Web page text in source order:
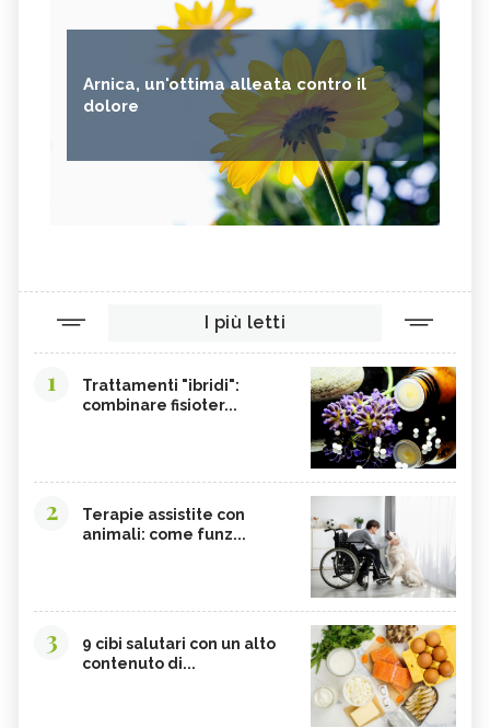
Arnica, un'ottima alleata contro il
dolore
I più letti
1
Trattamenti "ibridi":
combinare fisioter...
2
Terapie assistite con
animali: come funz...
3
9 cibi salutari con un alto
contenuto di...